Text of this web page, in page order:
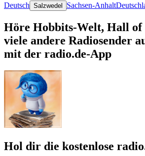
Deutsch Salzwedel Sachsen-Anhalt
Höre Hobbits-Welt, Hall of
viele andere Radiosender
mit der radio.de-App
Hol dir die kostenlose